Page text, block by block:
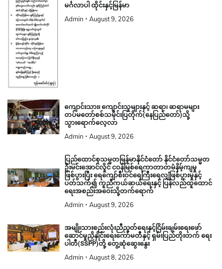
မင်္ဂလာပါ ထိုင်းနှင့်မြန်မာ
Admin August 9, 2026
ကျောင်းသား၊ ကျောင်းသူများနှင့် ဆရာ၊ ဆရာမများ
တပ်မတော်စစ်သမိုင်းပြတိုက်(နေပြည်တော်)သို့
သွားရောက်လေ့လာ
Admin August 9, 2026
ပြည်ထောင်စုသမ္မတမြန်မာနိုင်ငံတော် နိုင်ငံတော်သမ္မတ
ဦးမင်းအောင်လှိုင် ငဝန်မြစ်ရေကာတာတမံနိမ့်ကျမှု
ဖြစ်ပွားပြီး ရေကျော်စီးဝင်ရေကြီးရေလျှံဖြစ်ပွားမှုနှင့်
ပတ်သက်၍ ကူညီကယ်ဆယ်ရေးနှင့် ပြန်လည်ထူထောင်
ရေးအစည်းအဝေးသို့တက်ရောက်
Admin August 9, 2026
အမျိုးသားစည်းလုံးညီညွတ်ရေးနှင့်ငြိမ်းချမ်းရေးဖော်
ဆောင်မှုညှိနှိုင်းရေးကော်မတီနှင့် ရှမ်းပြည်တိုးတက် ရေး
ပါတီ(SSPP)တို့ တွေ့ဆုံဆွေးနွေး
Admin August 8, 2026